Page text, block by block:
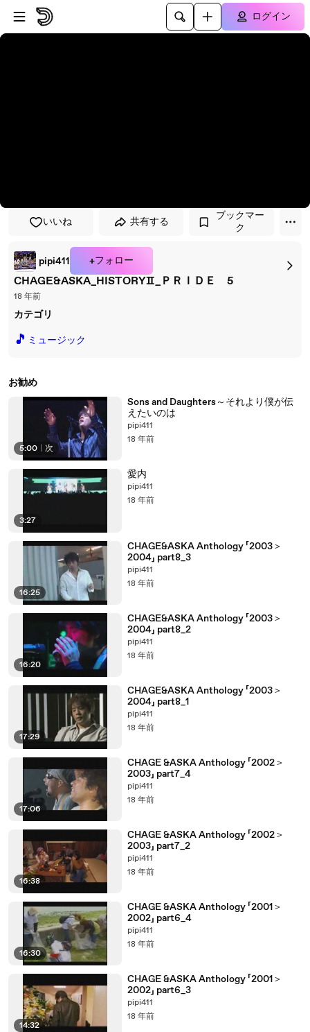
プレイヤーにスキップ
メインコンテンツにスキップ
ログイン
いいね 共有する
ブックマー
ク
pipi411 +フォロー
CHAGE&ASKA_HISTORYⅡ_ＰＲＩＤＥ 5
18 年前
カテゴリ
🎵 ミュージック
お勧め
5:00 次
Sons and Daughters～それより僕が伝
えたいのは
pipi411
18 年前
3:27
愛内
pipi411
18 年前
16:25
CHAGE&ASKA Anthology 「2003＞
2004」 part8_3
pipi411
18 年前
16:20
CHAGE&ASKA Anthology 「2003＞
2004」 part8_2
pipi411
18 年前
17:29
CHAGE&ASKA Anthology 「2003＞
2004」 part8_1
pipi411
18 年前
17:06
CHAGE &ASKA Anthology 「2002＞
2003」 part7_4
pipi411
18 年前
16:38
CHAGE &ASKA Anthology 「2002＞
2003」 part7_2
pipi411
18 年前
16:30
CHAGE &ASKA Anthology 「2001＞
2002」 part6_4
pipi411
18 年前
14:32
CHAGE &ASKA Anthology 「2001＞
2002」 part6_3
pipi411
18 年前